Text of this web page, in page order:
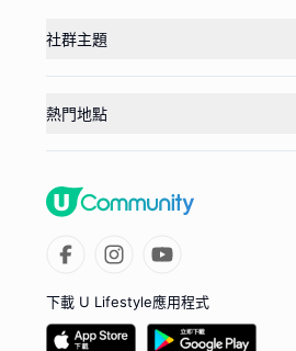
社群主題
熱門地點
下載 U Lifestyle應用程式